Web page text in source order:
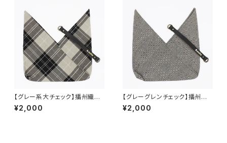
【グレー系大チェック】播州織あ
づま袋
¥2,000
【グレーグレンチェック】播州織
あづま袋
¥2,000